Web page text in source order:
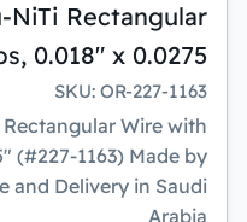
NiTi Rectangular
0.018" x 0.0275"
SKU: OR-227-1163
Wire with
(#227-1163) Made by
and Delivery in Saudi
Arabia